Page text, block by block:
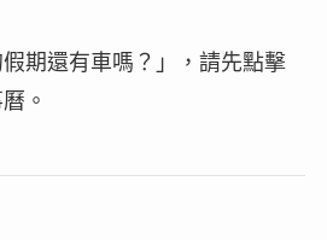
期還有車嗎？」，請先點擊
。